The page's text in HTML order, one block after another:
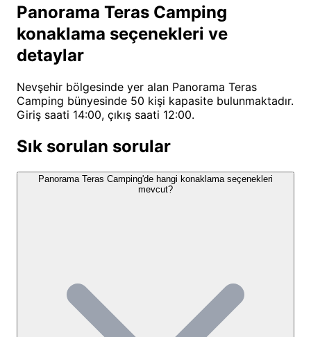
alanıherkes için ideal bir ortam sunmaktadır.
Özellikle doğa fotoğrafçıları için sabah balon
kalkışlarını ve gün batımını ölümsüzleştirebilecekleri
Tesisimiz, Kapadokya'nın eşsiz coğrafyasını
keşfetmek isteyenlere güvenli, konforlu ve samimi
Göreme'nin canlı merkezine kolay erişim imkanı
alanlarımızla, ailece kamp deneyimi yaşamak
Panorama Teras Camping
, Nevşehir'in kalbi
Kapadokya'da, peri bacalarıyla ünlü Göreme
bölgesinde yer almaktadır. Adnan Menderes Caddesi
Panorama Teras Camping
konaklama seçenekleri ve
detaylar
Nevşehir bölgesinde yer alan Panorama Teras
Camping bünyesinde 50 kişi kapasite bulunmaktadır.
Giriş saati 14:00, çıkış saati 12:00.
Sık sorulan sorular
Panorama Teras Camping'de hangi konaklama seçenekleri
mevcut?